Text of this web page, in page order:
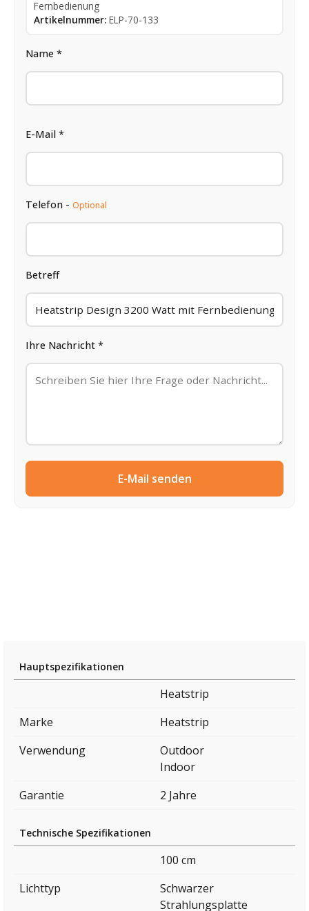
Fernbedienung
Artikelnummer: ELP-70-133
Name *
E-Mail *
Telefon - Optional
Betreff
Ihre Nachricht *
E-Mail senden
Hauptspezifikationen
Heatstrip
Marke
Heatstrip
Verwendung
Outdoor
Indoor
Garantie
2 Jahre
Technische Spezifikationen
100 cm
Lichttyp
Schwarzer
Strahlungsplatte